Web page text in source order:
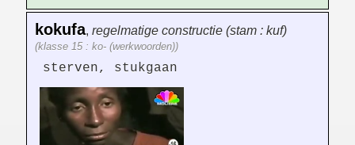
kokufa, regelmatige constructie (stam : kuf)
(klasse 15 : ko- (werkwoorden))
sterven, stukgaan